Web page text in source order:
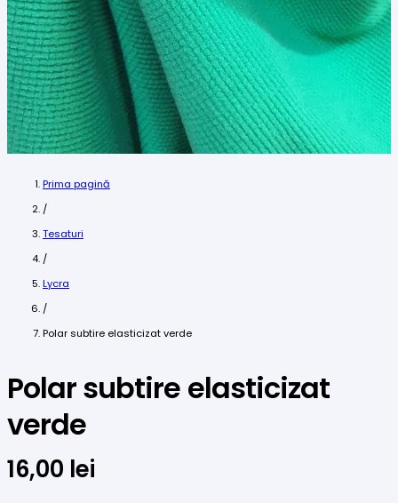
Prima pagină
/
Tesaturi
/
Lycra
/
Polar subtire elasticizat verde
Polar subtire elasticizat
verde
16,00 lei